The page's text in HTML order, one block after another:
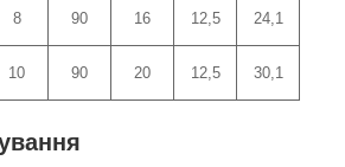
8 90 16 12,5 24,1
10 90 20 12,5 30,1